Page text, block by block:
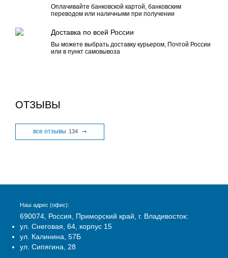
Оплачивайте банковской картой, банковским
переводом или наличными при получении
Доставка по всей России
Вы можете выбрать доставку курьером, Почтой России
или в пункт самовывоза
ОТЗЫВЫ
все отзывы 134
Наш адрес (офис):
690074, Россия, Приморский край, г. Владивосток:
ул. Снеговая, 64, корпус 15
ул. Калинина, 57Б
ул. Сипягина, 28